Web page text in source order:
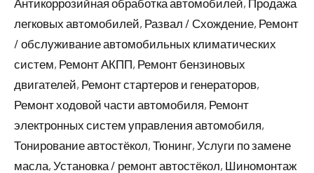
Антикоррозийная обработка автомобилей, Продажа
легковых автомобилей, Развал / Схождение, Ремонт
/ обслуживание автомобильных климатических
систем, Ремонт АКПП, Ремонт бензиновых
двигателей, Ремонт стартеров и генераторов,
Ремонт ходовой части автомобиля, Ремонт
электронных систем управления автомобиля,
Тонирование автостёкол, Тюнинг, Услуги по замене
масла, Установка / ремонт автостёкол, Шиномонтаж